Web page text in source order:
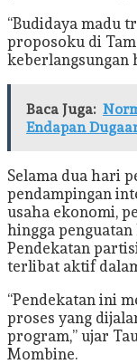
“Budidaya madu
proposoku di
keberlangsungan
Baca Juga:
Endapan
Selama dua hari
pendampingan
usaha ekonomi,
hingga
Pendekatan
terlibat aktif
“Pendekatan ini
proses yang
program,” ujar
Mombine.